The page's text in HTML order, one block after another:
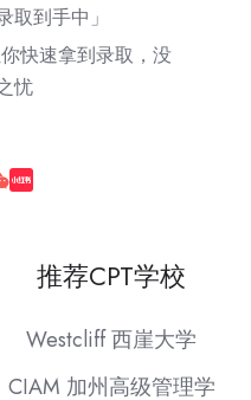
取到手中」
快速拿到录取，没
忧
推荐CPT学校
Westcliff 西崖大学
CIAM 加州高级管理学